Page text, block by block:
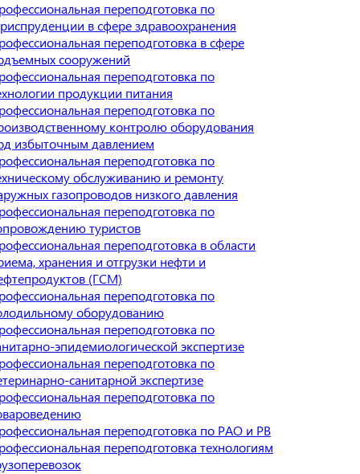
переподготовка по
в сфере здравоохранения
переподготовка в сфере
сооружений
переподготовка по
продукции питания
переподготовка по
контролю оборудования
избыточным давлением
переподготовка по
обслуживанию и ремонту
газопроводов низкого давления
переподготовка по
туристов
переподготовка в области
хранения и отгрузки нефти и
(ГСМ)
переподготовка по
оборудованию
переподготовка по
эпидемиологической экспертизе
переподготовка по
санитарной экспертизе
переподготовка по
переподготовка по РАО и РВ
переподготовка технологиям